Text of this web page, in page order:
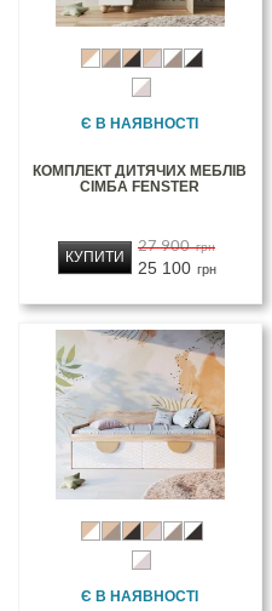
Є В НАЯВНОСТІ
КОМПЛЕКТ ДИТЯЧИХ МЕБЛІВ
СІМБА FENSTER
27 900 грн
25 100 грн
КУПИТИ
Є В НАЯВНОСТІ